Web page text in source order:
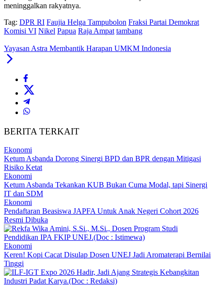
meninggalkan rakyatnya.
Tag: DPR RI Faujia Helga Tampubolon Fraksi Partai Demokrat
Komisi VI Nikel Papua Raja Ampat tambang
Yayasan Astra Membantik Harapan UMKM Indonesia
BERITA TERKAIT
Ekonomi
Ketum Asbanda Dorong Sinergi BPD dan BPR dengan Mitigasi
Risiko Ketat
Ekonomi
Ketum Asbanda Tekankan KUB Bukan Cuma Modal, tapi Sinergi
IT dan SDM
Ekonomi
Pendaftaran Beasiswa JAPFA Untuk Anak Negeri Cohort 2026
Resmi Dibuka
Ekonomi
Keren! Kopi Cacat Disulap Dosen UNEJ Jadi Aromaterapi Bernilai
Tinggi